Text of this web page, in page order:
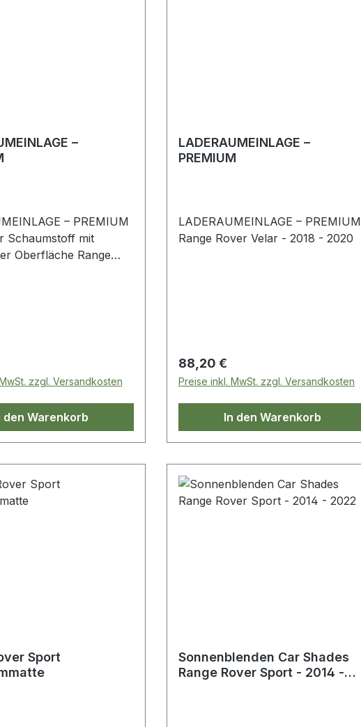
–
– PREMIUM
Schaumstoff mit
Range
zzgl. Versandkosten
den Warenkorb
LADERAUMEINLAGE –
PREMIUM
LADERAUMEINLAGE – PREMIUM
Range Rover Velar - 2018 - 2020
Regulärer Preis:
88,20 €
Preise inkl. MwSt. zzgl. Versandkosten
In den Warenkorb
Sport
Sonnenblenden Car Shades
Range Rover Sport - 2014 -